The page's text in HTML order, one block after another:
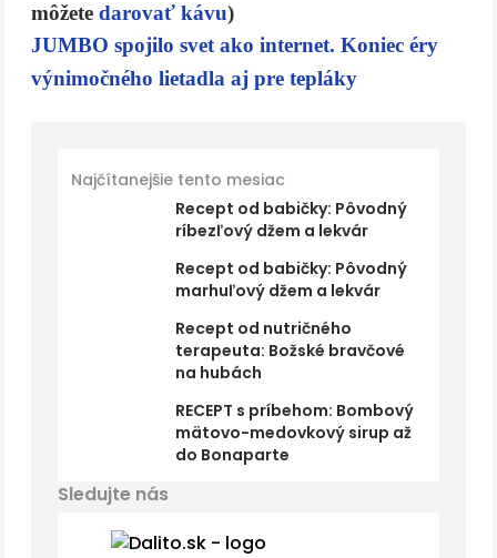
môžete darovať kávu)
JUMBO spojilo svet ako internet. Koniec éry
výnimočného lietadla aj pre tepláky
Najčítanejšie tento mesiac
Recept od babičky: Pôvodný
ríbezľový džem a lekvár
Recept od babičky: Pôvodný
marhuľový džem a lekvár
Recept od nutričného
terapeuta: Božské bravčové
na hubách
RECEPT s príbehom: Bombový
mätovo-medovkový sirup až
do Bonaparte
Sledujte nás